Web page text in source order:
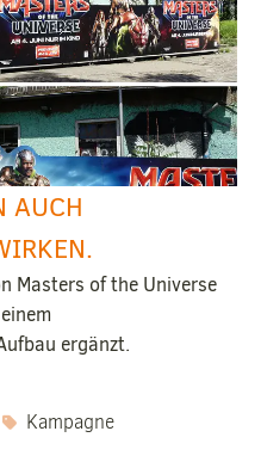
AUCH
Masters of the Universe
ergänzt.
Kampagne